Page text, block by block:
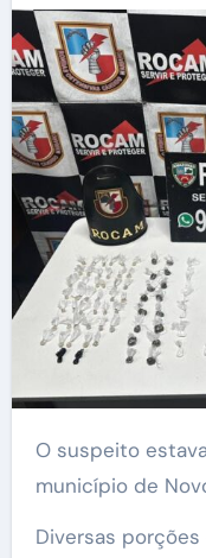
O suspeito estava comercializando as drogas no
município de
Diversas